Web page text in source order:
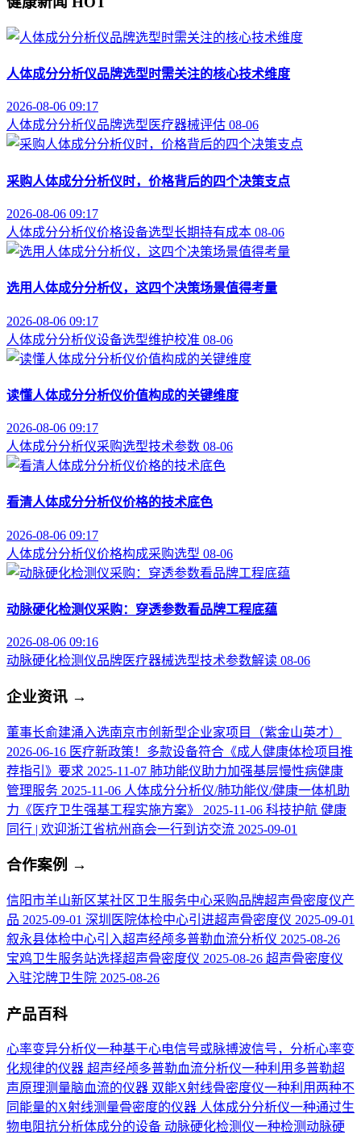
人体成分分析仪品牌选型时需关注的核心技术维度
2026-08-06 09:17
人体成分分析仪品牌选型 医疗器械评估 08-06
采购人体成分分析仪时，价格背后的四个决策支点
2026-08-06 09:17
人体成分分析仪价格设备选型长期持有成本 08-06
选用人体成分分析仪，这四个决策场景值得考量
2026-08-06 09:17
人体成分分析仪设备选型维护校准 08-06
读懂人体成分分析仪价值构成的关键维度
2026-08-06 09:17
人体成分分析仪采购选型技术参数 08-06
看清人体成分分析仪价格的技术底色
2026-08-06 09:17
人体成分分析仪价格构成采购选型 08-06
动脉硬化检测仪采购：穿透参数看品牌工程底蕴
2026-08-06 09:16
动脉硬化检测仪品牌医疗器械选型技术参数解读 08-06
企业资讯 →
董事长俞建涌入选南京市创新型企业家项目（紫金山英才）
2026-06-16 医疗新政策！多款设备符合《成人健康体检项目推
荐指引》要求 2025-11-07 肺功能仪助力加强基层慢性病健康
管理服务 2025-11-06 人体成分分析仪/肺功能仪/健康一体机助
力《医疗卫生强基工程实施方案》
2025-11-06 科技护航 健康
同行 | 欢迎浙江省杭州商会一行到访交流 2025-09-01
合作案例 →
信阳市羊山新区某社区卫生服务中心采购品牌超声骨密度仪产
品 2025-09-01 深圳医院体检中心引进超声骨密度仪 2025-09-01
叙永县体检中心引入超声经颅多普勒血流分析仪 2025-08-26
宝鸡卫生服务站选择超声骨密度仪 2025-08-26 超声骨密度仪
入驻沱牌卫生院 2025-08-26
产品百科
心率变异分析仪一种基于心电信号或脉搏波信号，分析心率变
化规律的仪器 超声经颅多普勒血流分析仪一种利用多普勒超
声原理测量脑血流的仪器 双能X射线骨密度仪一种利用两种不
同能量的X射线测量骨密度的仪器 人体成分分析仪一种通过生
物电阻抗分析体成分的设备 动脉硬化检测仪一种检测动脉硬